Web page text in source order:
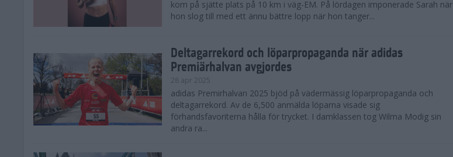
kom på sjätte plats på 10 km i väg-EM. På lördagen imponerade Sarah när
hon slog till med ett ännu bättre lopp när hon tanger...
Deltagarrekord och löparpropaganda när adidas
Premiärhalvan avgjordes
28 apr 2025
adidas Premirhalvan 2025 bjöd på vädermässig löparpropaganda och
deltagarrekord. Av de 6,500 anmälda löparna visade sig
förhandsfavoriterna hålla för trycket. I damklassen tog Wilma Modig sin
andra ra...